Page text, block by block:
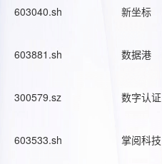
603040.sh 新坐标
603881.sh 数据港
300579.sz 数字认证
603533.sh 掌阅科技